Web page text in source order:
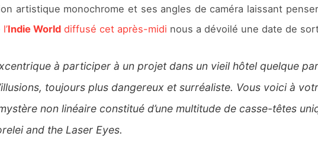
artistique monochrome et ses angles de caméra laissant
l’Indie Worlddiffusé cet après-midi nous a dévoilé une date de
à participer à un projet dans un vieil hôtel quelque
toujours plus dangereux et surréaliste. Vous voici à
non linéaire constitué d’une multitude de casse-têtes
and the Laser Eyes.